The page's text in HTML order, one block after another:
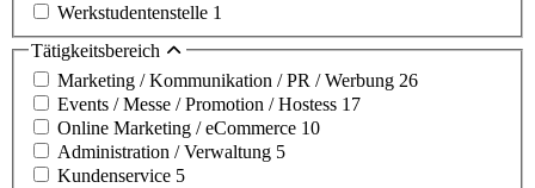
Werkstudentenstelle 1
Tätigkeitsbereich
Marketing / Kommunikation / PR / Werbung 26
Events / Messe / Promotion / Hostess 17
Online Marketing / eCommerce 10
Administration / Verwaltung 5
Kundenservice 5